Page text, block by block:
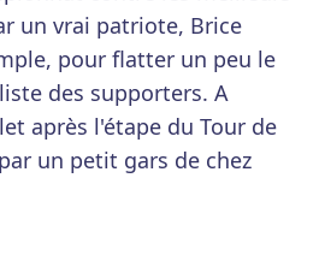
un vrai patriote, Brice
pour flatter un peu le
des supporters. A
après l'étape du Tour de
un petit gars de chez